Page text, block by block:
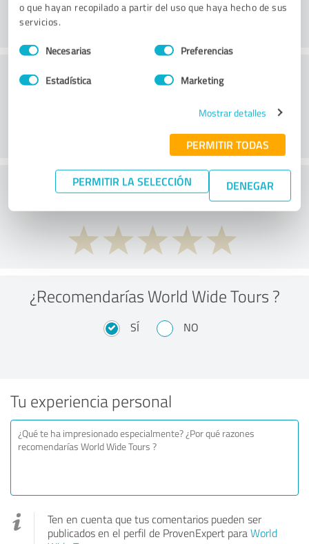
o que hayan recopilado a partir del uso que haya hecho de sus
servicios.
Selección
de
Necesarias Preferencias
Estadística Marketing
Mostrar detalles
PERMITIR TODAS
PERMITIR LA SELECCIÓN DENEGAR
Servicio de atención al cliente
¿Qué te parece la relación calidad-precio?
¿Recomendarías World Wide Tours ?
SÍ NO
Tu experiencia personal
Ten en cuenta que tus comentarios pueden ser
publicados en el perfil de ProvenExpert paraWorld